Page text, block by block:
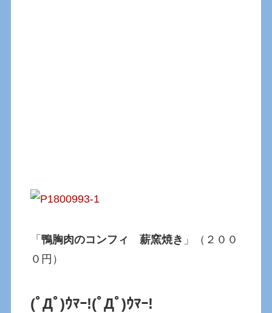
「鴨胸肉のコンフィ 薪窯焼き 」（２００
０円）
(ﾟДﾟ)ｳﾏｰ!(ﾟДﾟ)ｳﾏｰ!